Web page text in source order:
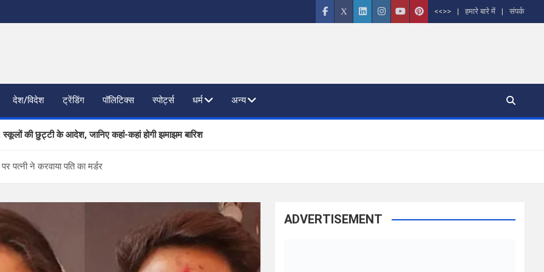
<<>> हमारे बारे में संपर्क
देश/विदेश ट्रेंडिंग पॉलिटिक्स स्पोर्ट्स धर्म अन्य
स्कूलों की छुट्टी के आदेश, जानिए कहां-कहां होगी झमाझम बारिश
दलों से SIR पर फीडबैक
कंपनियां लेंगी साक्षात्कार; 559 पदों पर होगा चयन
ने वैश्विक स्तर पर संस्कृत के प्रसार को दिया नया आयाम
पत्नी ने करवाया पति का मर्डर
ADVERTISEMENT